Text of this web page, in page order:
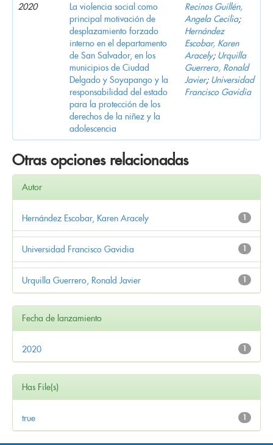
2020
La violencia social como
principal motivación de
desplazamiento forzado
interno en el departamento
de San Salvador, en los
municipios de Ciudad
Delgado y Soyapango y la
responsabilidad del estado
para la protección de los
derechos de la niñez y la
adolescencia
Recinos Guillén,
Angela Cecilia;
Hernández
Escobar, Karen
Aracely; Urquilla
Guerrero, Ronald
Javier; Universidad
Francisco Gavidia
Otras opciones relacionadas
Autor
1
Hernández Escobar, Karen Aracely
1
Universidad Francisco Gavidia
1
Urquilla Guerrero, Ronald Javier
Fecha de lanzamiento
1
2020
Has File(s)
1
true